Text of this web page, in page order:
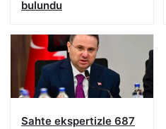
bulundu
Sahte ekspertizle 687